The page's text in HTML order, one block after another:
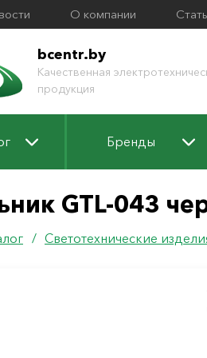
О компании
bcentr.by
Качественная
продукция
Бренды
GTL-043
/ Светотехнические